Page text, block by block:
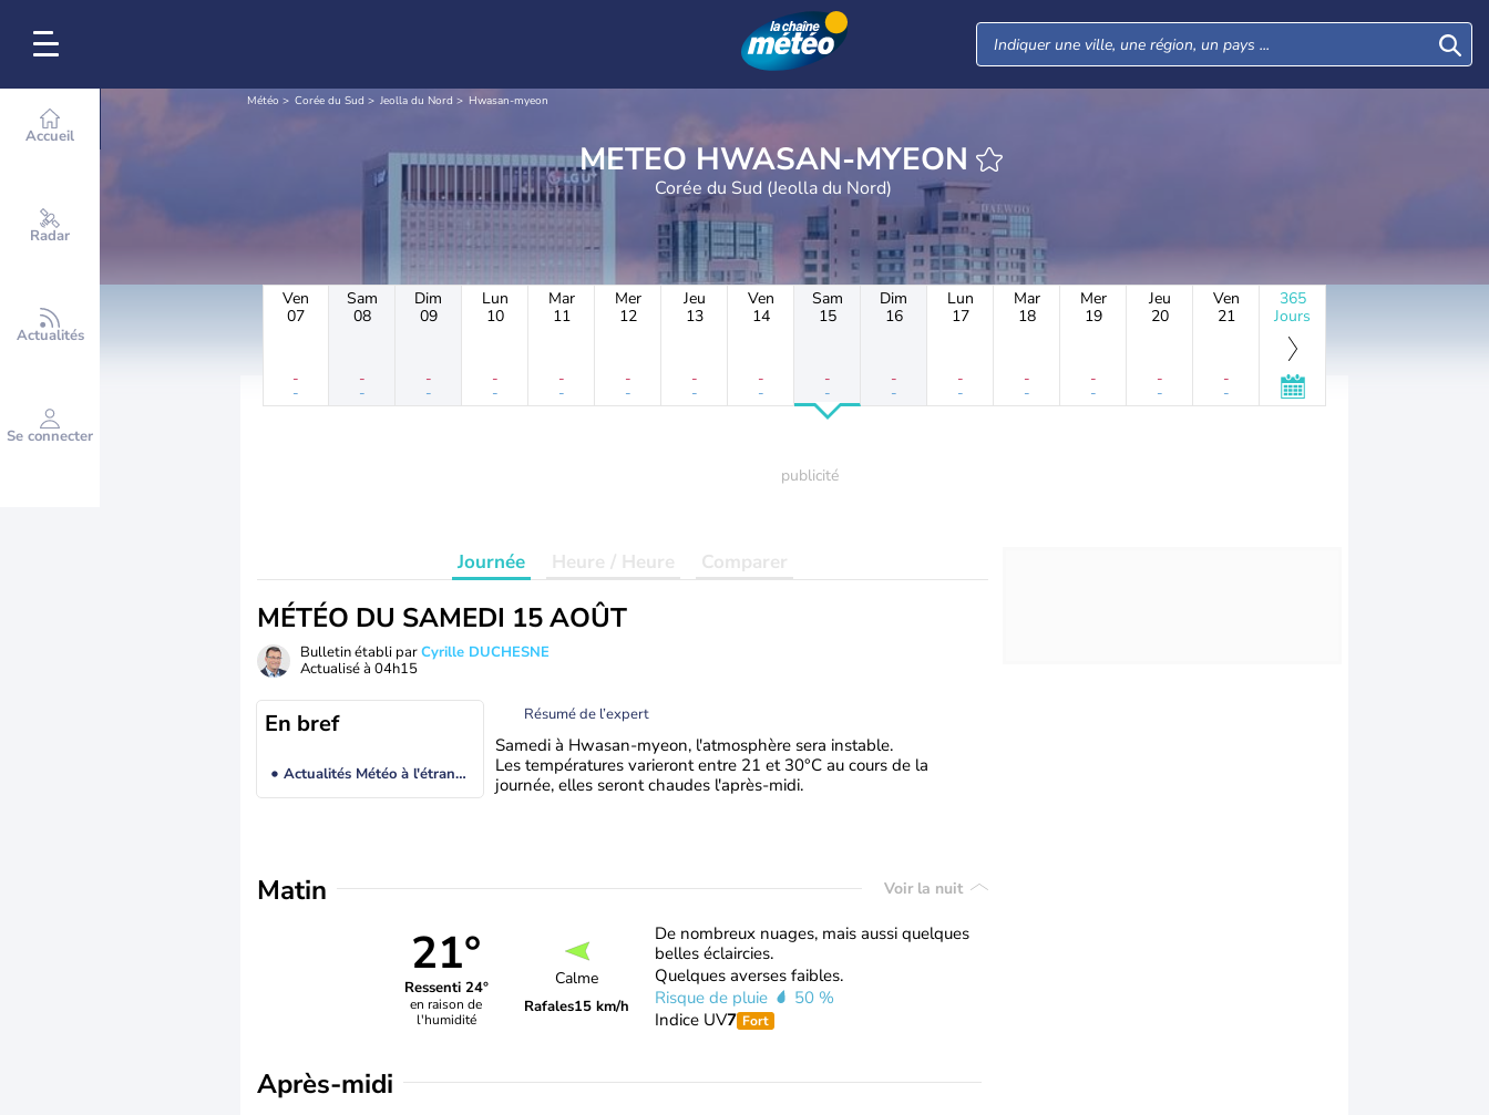
Accueil
Radar
Actualités
Se connecter
Météo Corée du Sud Jeolla du Nord Hwasan-myeon
METEO HWASAN-MYEON
Corée du Sud (Jeolla du Nord)
Ven
07
-
-
Sam
08
-
-
Dim
09
-
-
Lun
10
-
-
Mar
11
-
-
Mer
12
-
-
Jeu
13
-
-
Ven
14
-
-
Sam
15
-
-
Dim
16
-
-
Lun
17
-
-
Mar
18
-
-
Mer
19
-
-
Jeu
20
-
-
Ven
21
-
-
365
Jours
Journée Heure / Heure Comparer
MÉTÉO DU SAMEDI 15 AOÛT
Bulletin établi parCyrille DUCHESNE
Actualisé à 04h15
En bref
Actualités Météo à l'étranger
Résumé de l’expert
Samedi à Hwasan-myeon, l'atmosphère sera instable.
Les températures varieront entre 21 et 30°C au cours de la
journée, elles seront chaudes l'après-midi.
Matin Voir la nuit
21°
Ressenti 24°
en raison de
l'humidité
Calme
Rafales15 km/h
De nombreux nuages, mais aussi quelques
belles éclaircies.
Quelques averses faibles.
Risque de pluie
50 %
Indice UV7 Fort
Après-midi